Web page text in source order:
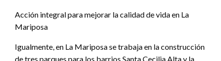
Acción integral para mejorar la calidad de vida en La
Mariposa
Igualmente, en La Mariposa se trabaja en la construcción
de tres parques para los barrios Santa Cecilia Alta y la